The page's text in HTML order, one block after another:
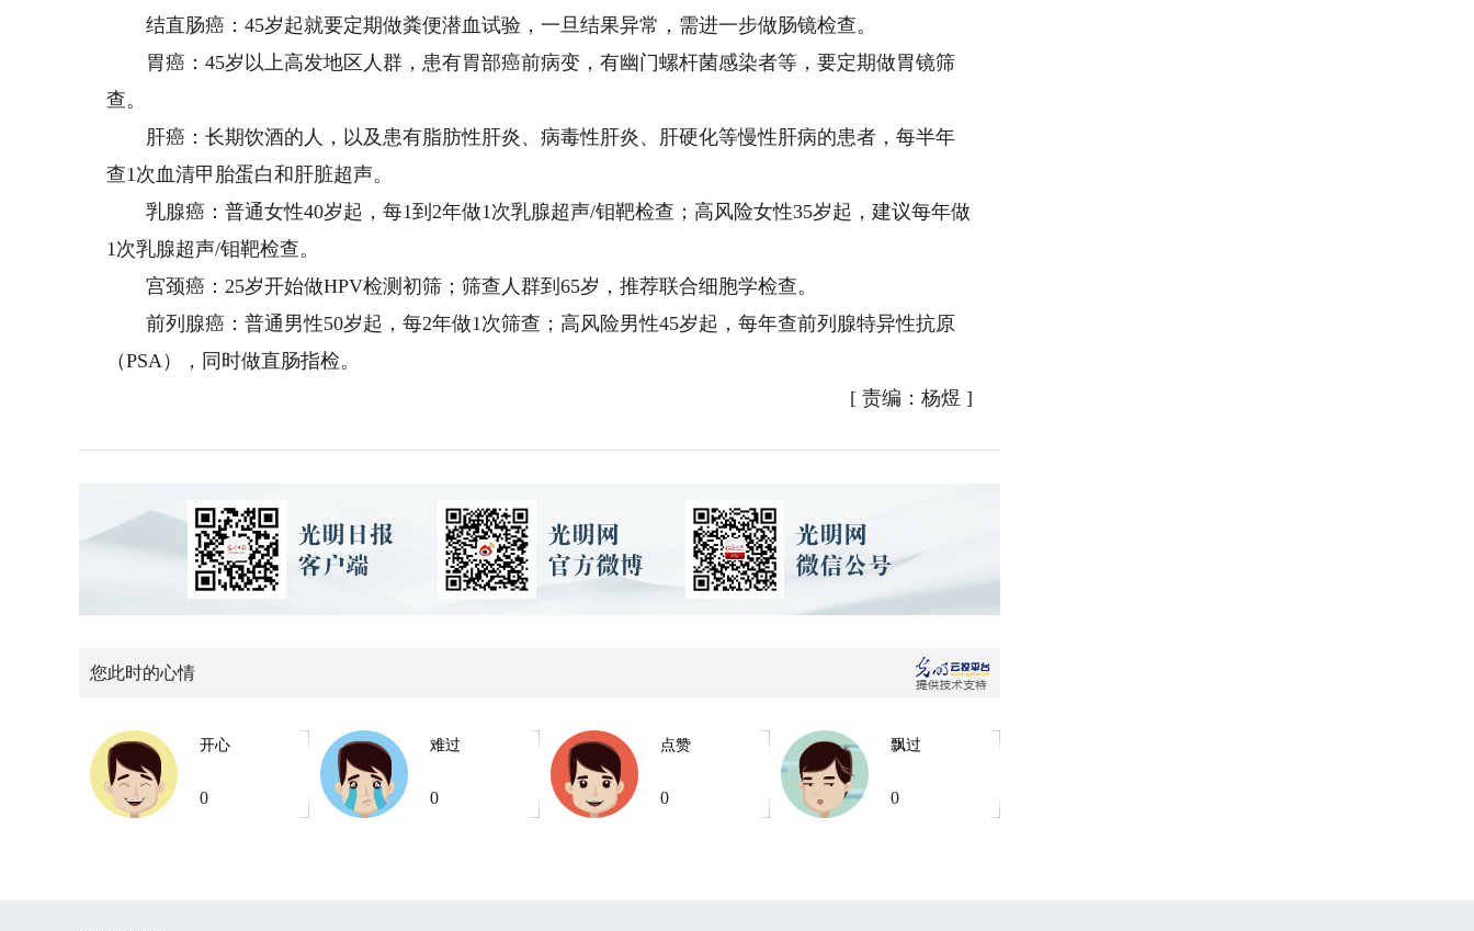
结直肠癌：45岁起就要定期做粪便潜血试验，一旦结果异常，需进一步做肠镜检查。
胃癌：45岁以上高发地区人群，患有胃部癌前病变，有幽门螺杆菌感染者等，要定期做胃镜筛
查。
肝癌：长期饮酒的人，以及患有脂肪性肝炎、病毒性肝炎、肝硬化等慢性肝病的患者，每半年
查1次血清甲胎蛋白和肝脏超声。
乳腺癌：普通女性40岁起，每1到2年做1次乳腺超声/钼靶检查；高风险女性35岁起，建议每年做
1次乳腺超声/钼靶检查。
宫颈癌：25岁开始做HPV检测初筛；筛查人群到65岁，推荐联合细胞学检查。
前列腺癌：普通男性50岁起，每2年做1次筛查；高风险男性45岁起，每年查前列腺特异性抗原
（PSA），同时做直肠指检。
[ 责编：杨煜 ]
您此时的心情
开心
0
难过
0
点赞
0
飘过
0